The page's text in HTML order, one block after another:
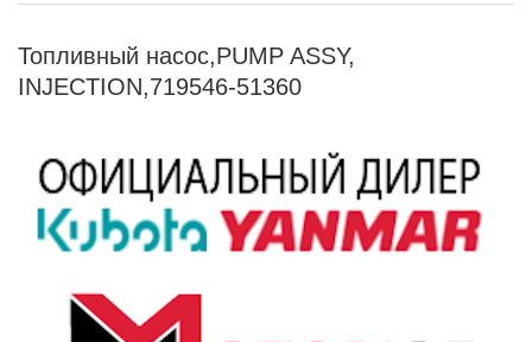
Топливный насос,PUMP ASSY,
INJECTION,719546-51360